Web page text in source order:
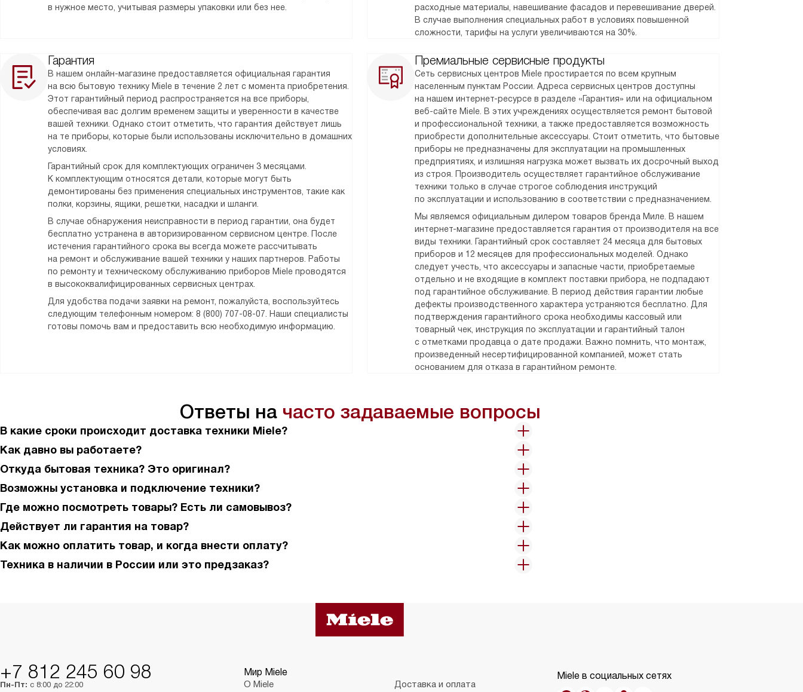
в нужное место, учитывая размеры упаковки или без нее.
расходные материалы, навешивание фасадов и перевешивание дверей.
В случае выполнения специальных работ в условиях повышенной
сложности, тарифы на услуги увеличиваются на 30%.
Гарантия
В нашем онлайн-магазине предоставляется официальная гарантия
на всю бытовую технику Miele в течение 2 лет с момента приобретения.
Этот гарантийный период распространяется на все приборы,
обеспечивая вас долгим временем защиты и уверенности в качестве
вашей техники. Однако стоит отметить, что гарантия действует лишь
на те приборы, которые были использованы исключительно в домашних
условиях.
Гарантийный срок для комплектующих ограничен 3 месяцами.
К комплектующим относятся детали, которые могут быть
демонтированы без применения специальных инструментов, такие как
полки, корзины, ящики, решетки, насадки и шланги.
В случае обнаружения неисправности в период гарантии, она будет
бесплатно устранена в авторизированном сервисном центре. После
истечения гарантийного срока вы всегда можете рассчитывать
на ремонт и обслуживание вашей техники у наших партнеров. Работы
по ремонту и техническому обслуживанию приборов Miele проводятся
в высококвалифицированных сервисных центрах.
Для удобства подачи заявки на ремонт, пожалуйста, воспользуйтесь
следующим телефонным номером: 8 (800) 707-08-07. Наши специалисты
готовы помочь вам и предоставить всю необходимую информацию.
Премиальные сервисные продукты
Сеть сервисных центров Miele простирается по всем крупным
населенным пунктам России. Адреса сервисных центров доступны
на нашем интернет-ресурсе в разделе «Гарантия» или на официальном
веб-сайте Miele. В этих учреждениях осуществляется ремонт бытовой
и профессиональной техники, а также предоставляется возможность
приобрести дополнительные аксессуары. Стоит отметить, что бытовые
приборы не предназначены для эксплуатации на промышленных
предприятиях, и излишняя нагрузка может вызвать их досрочный выход
из строя. Производитель осуществляет гарантийное обслуживание
техники только в случае строгое соблюдения инструкций
по эксплуатации и использованию в соответствии с предназначением.
Мы являемся официальным дилером товаров бренда Миле. В нашем
интернет-магазине предоставляется гарантия от производителя на все
виды техники. Гарантийный срок составляет 24 месяца для бытовых
приборов и 12 месяцев для профессиональных моделей. Однако
следует учесть, что аксессуары и запасные части, приобретаемые
отдельно и не входящие в комплект поставки прибора, не подпадают
под гарантийное обслуживание. В период действия гарантии любые
дефекты производственного характера устраняются бесплатно. Для
подтверждения гарантийного срока необходимы кассовый или
товарный чек, инструкция по эксплуатации и гарантийный талон
с отметками продавца о дате продажи. Важно помнить, что монтаж,
произведенный несертифицированной компанией, может стать
основанием для отказа в гарантийном ремонте.
Ответы на часто задаваемые вопросы
В какие сроки происходит доставка техники Miele?
Как давно вы работаете?
Откуда бытовая техника? Это оригинал?
Возможны установка и подключение техники?
Где можно посмотреть товары? Есть ли самовывоз?
Действует ли гарантия на товар?
Как можно оплатить товар, и когда внести оплату?
Техника в наличии в России или это предзаказ?
+7 812 245 60 98
Пн-Пт: с 8:00 до 22:00
Мир Miele
О Miele Доставка и оплата
Miele в социальных сетях